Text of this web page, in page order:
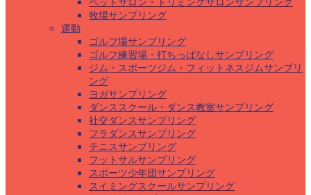
ペットサロン・トリミングサロンサンプリング
牧場サンプリング
運動
ゴルフ場サンプリング
ゴルフ練習場・打ちっぱなしサンプリング
ジム・スポーツジム・フィットネスジムサンプリ
ング
ヨガサンプリング
ダンススクール・ダンス教室サンプリング
社交ダンスサンプリング
フラダンスサンプリング
テニスサンプリング
フットサルサンプリング
スポーツ少年団サンプリング
スイミングスクールサンプリング